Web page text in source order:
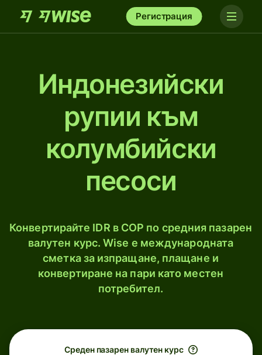
Регистрация
Индонезийски
рупии към
колумбийски
песоси
Конвертирайте IDR в COP по средния пазарен
валутен курс. Wise е международната
сметка за изпращане, плащане и
конвертиране на пари като местен
потребител.
Среден пазарен валутен курс